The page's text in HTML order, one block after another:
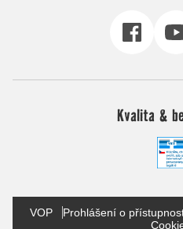
Kvalita &
VOP Prohlášení o